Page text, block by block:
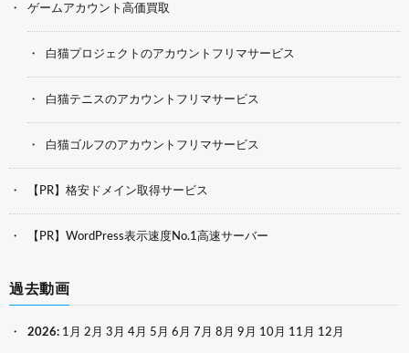
ゲームアカウント高価買取
白猫プロジェクトのアカウントフリマサービス
白猫テニスのアカウントフリマサービス
白猫ゴルフのアカウントフリマサービス
【PR】格安ドメイン取得サービス
【PR】WordPress表示速度No.1高速サーバー
過去動画
2026: 1月 2月 3月 4月 5月 6月 7月 8月 9月 10月 11月 12月